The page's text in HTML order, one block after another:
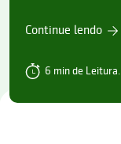
Continue lendo
6 min de Leitura.